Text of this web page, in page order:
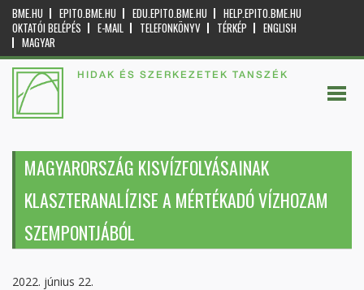
BME.HU EPITO.BME.HU EDU.EPITO.BME.HU
HELP.EPITO.BME.HU
OKTATÓI BELÉPÉS
E-MAIL TELEFONKÖNYV TÉRKÉP
ENGLISH
MAGYAR
HIDAK ÉS SZERKEZETEK TANSZÉK
MAGYARORSZÁG KISVÍZFOLYÁSAINAK
KLASZTERANALÍZISE A MÉRTÉKADÓ VÍZHOZAM
SZEMPONTJÁBÓL
2022. június 22.